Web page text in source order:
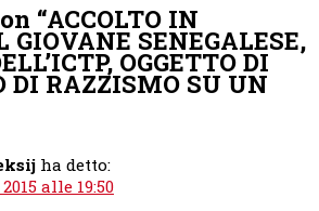
“ACCOLTO IN
SENEGALESE,
OGGETTO DI
DI RAZZISMO SU UN
ha detto:
alle 19:50